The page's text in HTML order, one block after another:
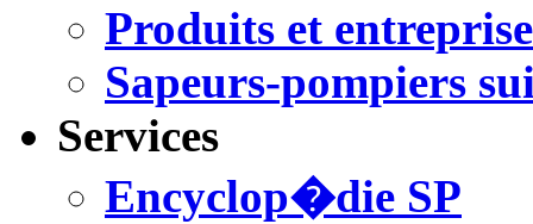
Produits et
Sapeurs-pompiers
Services
Encyclop�die SP